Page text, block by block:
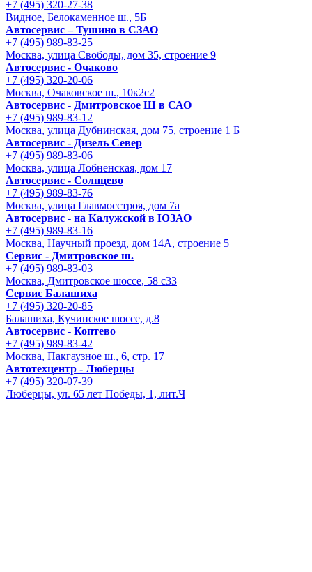
+7 (495) 320-27-38
Видное, Белокаменное ш., 5Б
Автосервис – Тушино в СЗАО
+7 (495) 989-83-25
Москва, улица Свободы, дом 35, строение 9
Автосервис - Очаково
+7 (495) 320-20-06
Москва, Очаковское ш., 10к2с2
Автосервис - Дмитровское Ш в САО
+7 (495) 989-83-12
Москва, улица Дубнинская, дом 75, строение 1 Б
Автосервис - Дизель Север
+7 (495) 989-83-06
Москва, улица Лобненская, дом 17
Автосервис - Солнцево
+7 (495) 989-83-76
Москва, улица Главмосстроя, дом 7а
Автосервис - на Калужской в ЮЗАО
+7 (495) 989-83-16
Москва, Научный проезд, дом 14А, строение 5
Сервис - Дмитровское ш.
+7 (495) 989-83-03
Москва, Дмитровское шоссе, 58 с33
Сервис Балашиха
+7 (495) 320-20-85
Балашиха, Кучинское шоссе, д.8
Автосервис - Коптево
+7 (495) 989-83-42
Москва, Пакгаузное ш., 6, стр. 17
Автотехцентр - Люберцы
+7 (495) 320-07-39
Люберцы, ул. 65 лет Победы, 1, лит.Ч